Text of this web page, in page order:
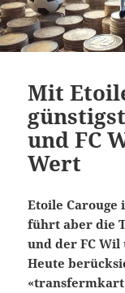
Mit
und FC
Wert
Etoile Carouge
führt aber die
und der FC
Heute